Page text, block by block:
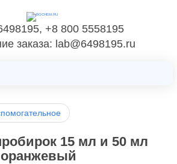
+8 800 5558195
заказа: lab@6498195.ru
15 мл и 50 мл